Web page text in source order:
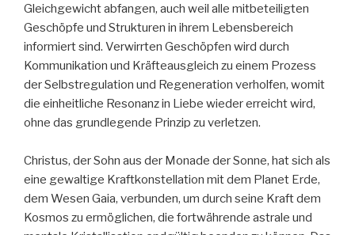
Gleichgewicht abfangen, auch weil alle mitbeteiligten
Geschöpfe und Strukturen in ihrem Lebensbereich
informiert sind. Verwirrten Geschöpfen wird durch
Kommunikation und Kräfteausgleich zu einem Prozess
der Selbstregulation und Regeneration verholfen, womit
die einheitliche Resonanz in Liebe wieder erreicht wird,
ohne das grundlegende Prinzip zu verletzen.
Christus, der Sohn aus der Monade der Sonne, hat sich als
eine gewaltige Kraftkonstellation mit dem Planet Erde,
dem Wesen Gaia, verbunden, um durch seine Kraft dem
Kosmos zu ermöglichen, die fortwährende astrale und